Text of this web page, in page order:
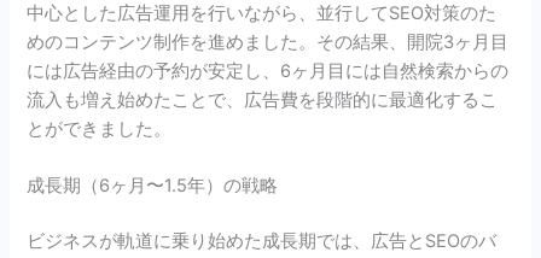
中心とした広告運用を行いながら、並行してSEO対策のた
めのコンテンツ制作を進めました。その結果、開院3ヶ月目
には広告経由の予約が安定し、6ヶ月目には自然検索からの
流入も増え始めたことで、広告費を段階的に最適化するこ
とができました。
成長期（6ヶ月〜1.5年）の戦略
ビジネスが軌道に乗り始めた成長期では、広告とSEOのバ